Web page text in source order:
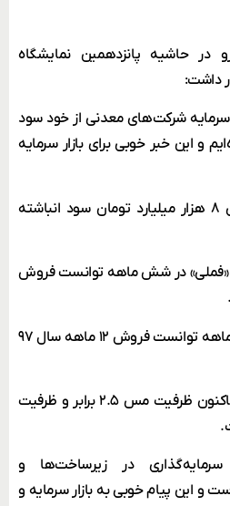
در حاشیه پانزدهمین نمایشگاه
داشت:
سرمایه شرکت‌های معدنی از خود سود
و این خبر خوبی برای بازار سرمایه
در یکی از شرکت‌های معدنی ۸ هزار میلیارد تومان سود انباشته
«فملی» در شش ماهه توانست فروش
شرکت فولاد مبارکه در هفت ماهه توانست فروش ۱۲ ماهه سال ۹۷
از سال ۸۱ تاسیس ایمیدرو تاکنون ظرفیت مس ۲.۵ برابر و ظرفیت
در زیرساخت‌ها ‌‌و
و این پیام خوبی به بازار سرمایه و